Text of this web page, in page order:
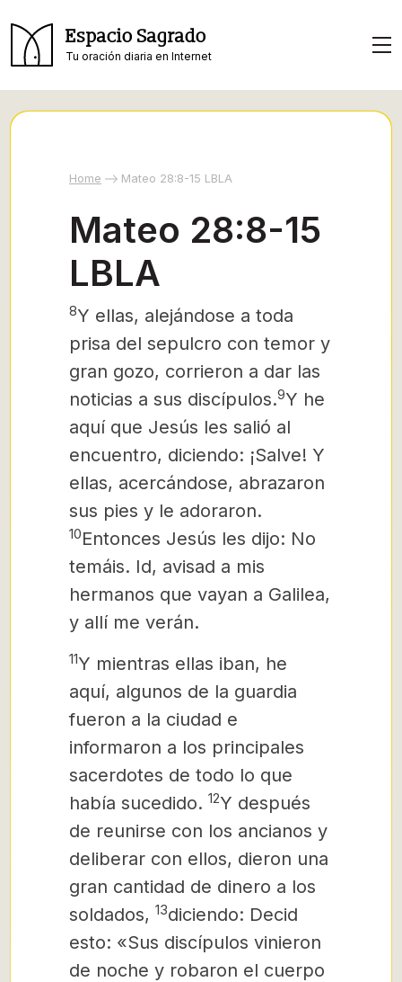
Espacio Sagrado
Tu oración diaria en Internet
Home Mateo 28:8-15 LBLA
Mateo 28:8-15
LBLA
8Y ellas, alejándose a toda
prisa del sepulcro con temor y
gran gozo, corrieron a dar las
noticias a sus discípulos.9Y he
aquí que Jesús les salió al
encuentro, diciendo: ¡Salve! Y
ellas, acercándose, abrazaron
sus pies y le adoraron.
10Entonces Jesús les dijo: No
temáis. Id, avisad a mis
hermanos que vayan a Galilea,
y allí me verán.
11Y mientras ellas iban, he
aquí, algunos de la guardia
fueron a la ciudad e
informaron a los principales
sacerdotes de todo lo que
había sucedido. 12Y después
de reunirse con los ancianos y
deliberar con ellos, dieron una
gran cantidad de dinero a los
soldados, 13diciendo: Decid
esto: «Sus discípulos vinieron
de noche y robaron el cuerpo